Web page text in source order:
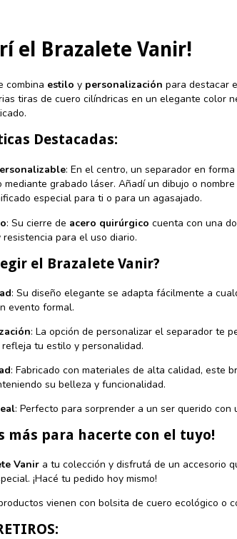
el Brazalete Vanir!
combina estilo y personalización para destacar
tiras de cuero cilíndricas en un elegante color
Destacadas:
: En el centro, un separador en
mediante grabado láser. Añadí un dibujo o
especial para ti o para un agasajado.
: Su cierre de acero quirúrgico cuenta con una
para el uso diario.
el Brazalete Vanir?
: Su diseño elegante se adapta fácilmente a
evento formal.
: La opción de personalizar el separador te
refleja tu estilo y personalidad.
: Fabricado con materiales de alta calidad, este
su belleza y funcionalidad.
: Perfecto para sorprender a un ser querido
más para hacerte con el tuyo!
Vanir a tu colección y disfrutá de un accesorio
¡Hacé tu pedido hoy mismo!
vienen con bolsita de cuero ecológico o